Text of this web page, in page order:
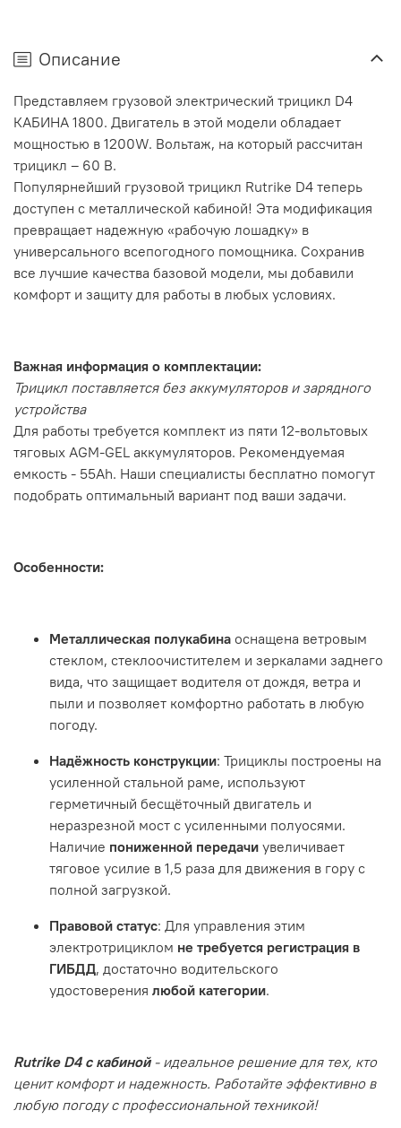
Описание
Представляем грузовой электрический трицикл D4
КАБИНА 1800. Двигатель в этой модели обладает
мощностью в 1200W. Вольтаж, на который рассчитан
трицикл – 60 В.
Популярнейший грузовой трицикл Rutrike D4 теперь
доступен с металлической кабиной! Эта модификация
превращает надежную «рабочую лошадку» в
универсального всепогодного помощника. Сохранив
все лучшие качества базовой модели, мы добавили
комфорт и защиту для работы в любых условиях.
Важная информация о комплектации:
Трицикл поставляется без аккумуляторов и зарядного
устройства
Для работы требуется комплект из пяти 12-вольтовых
тяговых AGM-GEL аккумуляторов. Рекомендуемая
емкость - 55Ah. Наши специалисты бесплатно помогут
подобрать оптимальный вариант под ваши задачи.
Особенности:
Металлическая полукабина оснащена ветровым
стеклом, стеклоочистителем и зеркалами заднего
вида, что защищает водителя от дождя, ветра и
пыли и позволяет комфортно работать в любую
погоду.
Надёжность конструкции: Трициклы построены на
усиленной стальной раме, используют
герметичный бесщёточный двигатель и
неразрезной мост с усиленными полуосями.
Наличие пониженной передачи увеличивает
тяговое усилие в 1,5 раза для движения в гору с
полной загрузкой.
Правовой статус: Для управления этим
электротрициклом не требуется регистрация в
ГИБДД, достаточно водительского
удостоверения любой категории.
Rutrike D4 с кабиной- идеальное решение для тех, кто
ценит комфорт и надежность. Работайте эффективно в
любую погоду с профессиональной техникой!